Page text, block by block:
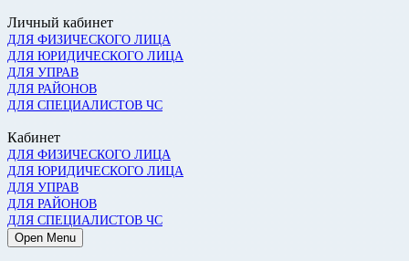
Личный кабинет
ДЛЯ ФИЗИЧЕСКОГО ЛИЦА
ДЛЯ ЮРИДИЧЕСКОГО ЛИЦА
ДЛЯ УПРАВ
ДЛЯ РАЙОНОВ
ДЛЯ СПЕЦИАЛИСТОВ ЧС
Кабинет
ДЛЯ ФИЗИЧЕСКОГО ЛИЦА
ДЛЯ ЮРИДИЧЕСКОГО ЛИЦА
ДЛЯ УПРАВ
ДЛЯ РАЙОНОВ
ДЛЯ СПЕЦИАЛИСТОВ ЧС
Open Menu